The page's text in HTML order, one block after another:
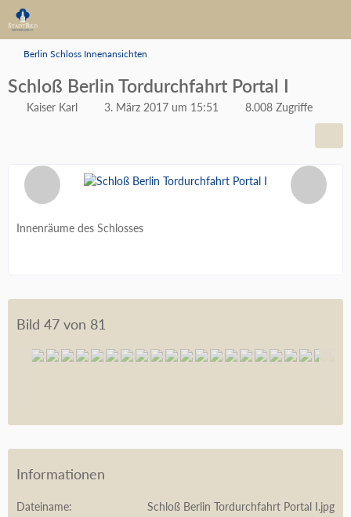
Berlin Schloss Innenansichten
Schloß Berlin Tordurchfahrt Portal I
Kaiser Karl 3. März 2017 um 15:51 8.008 Zugriffe
Innenräume des Schlosses
Bild 47 von 81
Informationen
Dateiname
Schloß Berlin Tordurchfahrt Portal I.jpg